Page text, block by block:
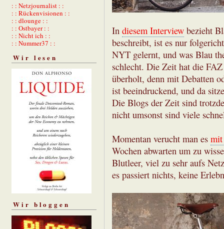
: : Netzjournalist : :
: : Rückenvisionen : :
: : dlounge : :
: : Ostbayer : :
: : Nicht ich : :
: : Nummer37 : :
Wir lesen
Wir bloggen
In diesem Interview bezieht
beschreibt, ist es nur
NYT gelernt, und was Blau
schlecht. Die Zeit hat die
überholt, denn mit Debatten
ist beeindruckend, und da
Die Blogs der Zeit sind
nicht umsonst sind viele
Momentan verucht man es mit
Wochen abwarten um zu
Blutleer, viel zu sehr aufs
es passiert nichts, keine